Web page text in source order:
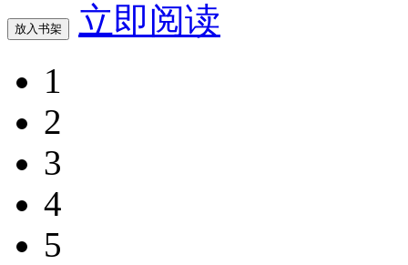
放入书架
立即阅读
1
2
3
4
5